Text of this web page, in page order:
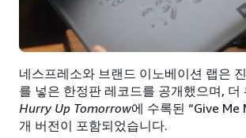
네스프레소와 브랜드 이노베이션 랩은
를 넣은 한정판 레코드를 공개했으며, 더
Hurry Up Tomorrow에 수록된 “Give Me
개 버전이 포함되었습니다.